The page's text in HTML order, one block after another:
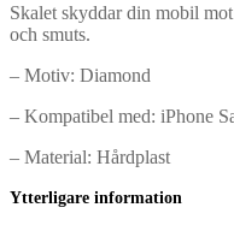
Skalet skyddar din mobil
och smuts.
– Motiv: Diamond
– Kompatibel med: iPhone
– Material: Hårdplast
Ytterligare information